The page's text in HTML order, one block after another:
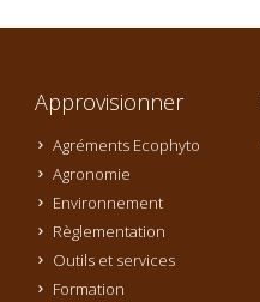
Approvisionner
Agréments Ecophyto
Agronomie
Environnement
Règlementation
Outils et services
Formation